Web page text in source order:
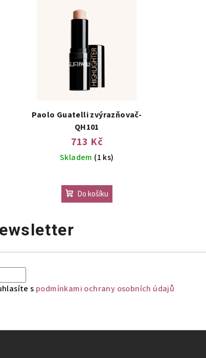
Paolo Guatelli zvýrazňovač-
QH101
713 Kč
Skladem (1 ks)
Do košíku
s podmínkami ochrany osobních údajů